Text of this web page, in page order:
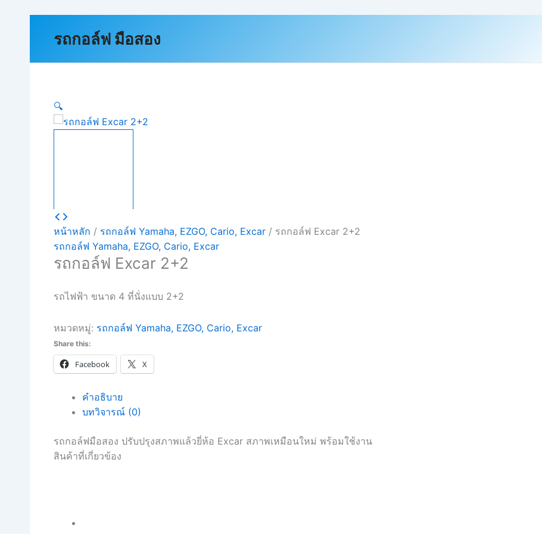
contentรถกอล์ฟ มือสอง
🔍
หน้าหลัก / รถกอล์ฟ Yamaha, EZGO, Cario, Excar / รถกอล์ฟ Excar 2+2
รถกอล์ฟ Yamaha, EZGO, Cario, Excar
รถกอล์ฟ Excar 2+2
รถไฟฟ้า ขนาด 4 ที่นั่งแบบ 2+2
หมวดหมู่: รถกอล์ฟ Yamaha, EZGO, Cario, Excar
Share this:
Facebook X
คำอธิบาย
บทวิจารณ์ (0)
รถกอล์ฟมือสอง ปรับปรุงสภาพแล้วยี่ห้อ Excar สภาพเหมือนใหม่ พร้อมใช้งาน
สินค้าที่เกี่ยวข้อง
Sale!
Sale!
price
฿150,000.00.฿100,000.00.